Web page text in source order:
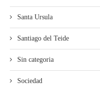
Santa Ursula
Santiago del Teide
Sin categoria
Sociedad